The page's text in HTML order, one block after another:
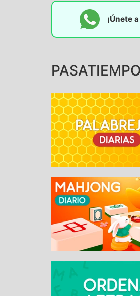
¡Únete